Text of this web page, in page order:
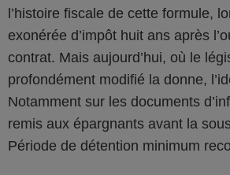
l’histoire fiscale de cette formule,
exonérée d’impôt huit ans après
contrat. Mais aujourd’hui, où le
profondément modifié la donne,
Notamment sur les documents
remis aux épargnants avant la
Période de détention minimum